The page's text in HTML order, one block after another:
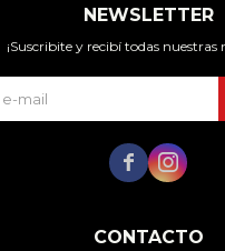
CONTACTO
NEWSLETTER
¡Suscribite y recibí todas nuestras
 